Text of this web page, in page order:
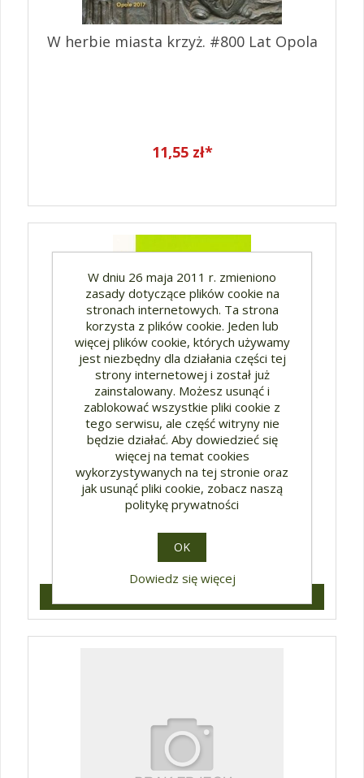
W herbie miasta krzyż. #800 Lat Opola
11,55 zł*
Unio cum Christo, EiI nr 32
25,41 zł*
W dniu 26 maja 2011 r. zmieniono
zasady dotyczące plików cookie na
stronach internetowych. Ta strona
korzysta z plików cookie. Jeden lub
więcej plików cookie, których używamy
jest niezbędny dla działania części tej
strony internetowej i został już
zainstalowany. Możesz usunąć i
zablokować wszystkie pliki cookie z
tego serwisu, ale część witryny nie
będzie działać. Aby dowiedzieć się
więcej na temat cookies
wykorzystywanych na tej stronie oraz
jak usunąć pliki cookie, zobacz naszą
politykę prywatności
OK
Dowiedz się więcej